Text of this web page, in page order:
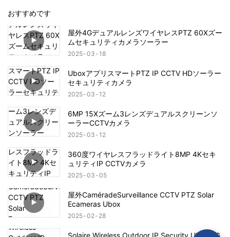
おすすめです
屋外4GデュアルレンズワイヤレスPTZ 60Xズー
ムセキュリティカメラソーラー
2025 03 18
UboxアプリスマートPTZ IP CCTV HDソーラー
セキュリティカメラ
2025 03 12
6MP 15Xズーム3レンズデュアルスクリーンソ
ーラーCCTVカメラ
2025 03 12
360度ワイヤレスフラッドライト8MP 4Kセキ
ュリティIP CCTVカメラ
2025 03 05
屋外CaméradeSurveillance CCTV PTZ Solar
Ecameras Ubox
2025 02 28
Solaire Wireless Outdoor IP Security Ubox 4G